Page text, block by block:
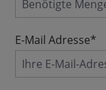
E-Mail Adresse*